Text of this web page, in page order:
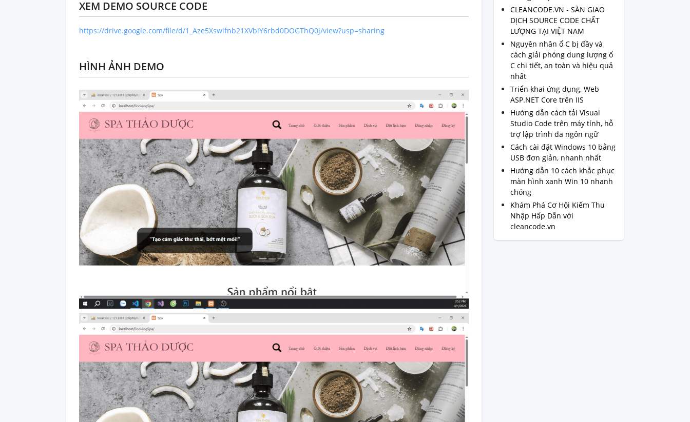
XEM DEMO SOURCE CODE
https://drive.google.com/file/d/1_Aze5Xswifnb21XVbiY6rbd0DOGThQ0j/view?usp=sharing
HÌNH ẢNH DEMO
CLEANCODE.VN - SÀN GIAO
DỊCH SOURCE CODE CHẤT
LƯỢNG TẠI VIỆT NAM
Nguyên nhân ổ C bị đầy và
cách giải phóng dung lượng ổ
C chi tiết, an toàn và hiệu quả
nhất
Triển khai ứng dụng, Web
ASP.NET Core trên IIS
Hướng dẫn cách tải Visual
Studio Code trên máy tính, hỗ
trợ lập trình đa ngôn ngữ
Cách cài đặt Windows 10 bằng
USB đơn giản, nhanh nhất
Hướng dẫn 10 cách khắc phục
màn hình xanh Win 10 nhanh
chóng
Khám Phá Cơ Hội Kiếm Thu
Nhập Hấp Dẫn với
cleancode.vn